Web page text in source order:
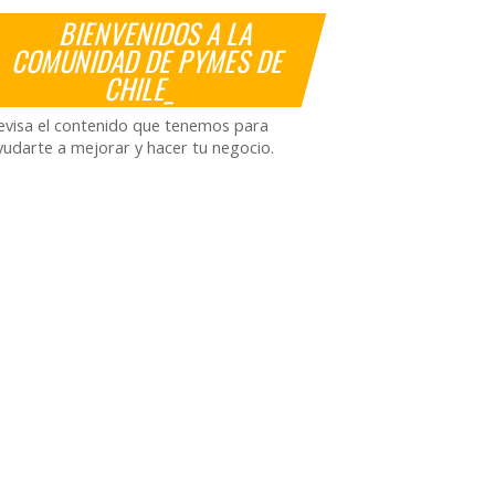
BIENVENIDOS A LA
COMUNIDAD DE PYMES DE
CHILE_
el contenido que tenemos para
a mejorar y hacer tu negocio.